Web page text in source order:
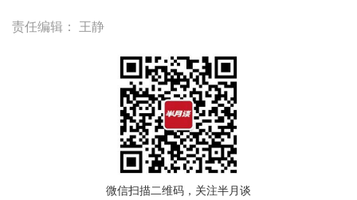
责任编辑： 王静
微信扫描二维码，关注半月谈